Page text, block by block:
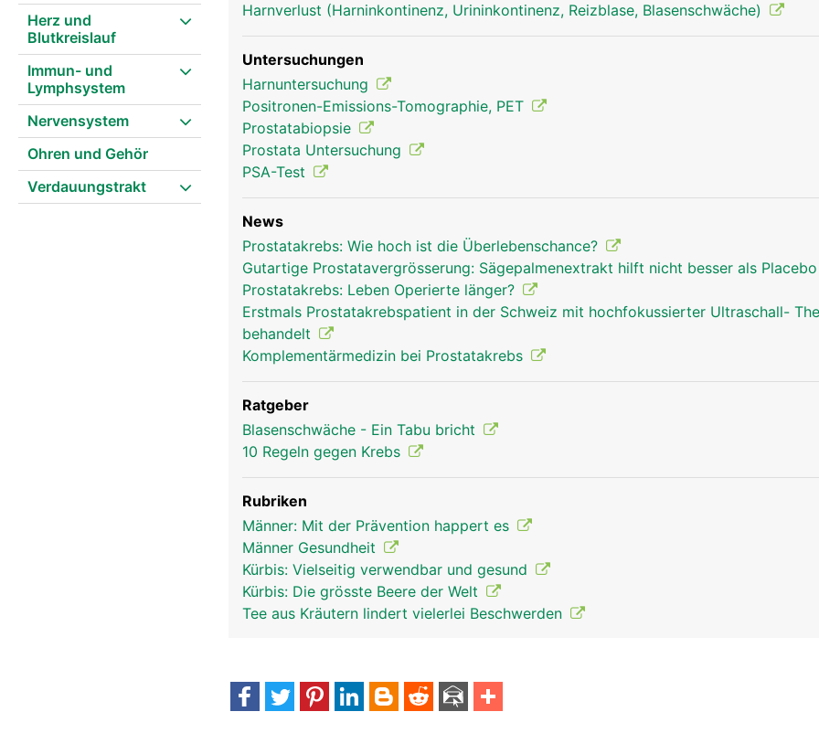
Herz und
Blutkreislauf
Immun- und
Lymphsystem
Nervensystem
Ohren und Gehör
Verdauungstrakt
Harnverlust (Harninkontinenz, Urininkontinenz, Reizblase, Blasenschwäche)
Untersuchungen
Harnuntersuchung
Positronen-Emissions-Tomographie, PET
Prostatabiopsie
Prostata Untersuchung
PSA-Test
News
Prostatakrebs: Wie hoch ist die Überlebenschance?
Gutartige Prostatavergrösserung: Sägepalmenextrakt hilft nicht besser als Placebo
Prostatakrebs: Leben Operierte länger?
Erstmals Prostatakrebspatient in der Schweiz mit hochfokussierter Ultraschall-
behandelt
Komplementärmedizin bei Prostatakrebs
Ratgeber
Blasenschwäche - Ein Tabu bricht
10 Regeln gegen Krebs
Rubriken
Männer: Mit der Prävention happert es
Männer Gesundheit
Kürbis: Vielseitig verwendbar und gesund
Kürbis: Die grösste Beere der Welt
Tee aus Kräutern lindert vielerlei Beschwerden